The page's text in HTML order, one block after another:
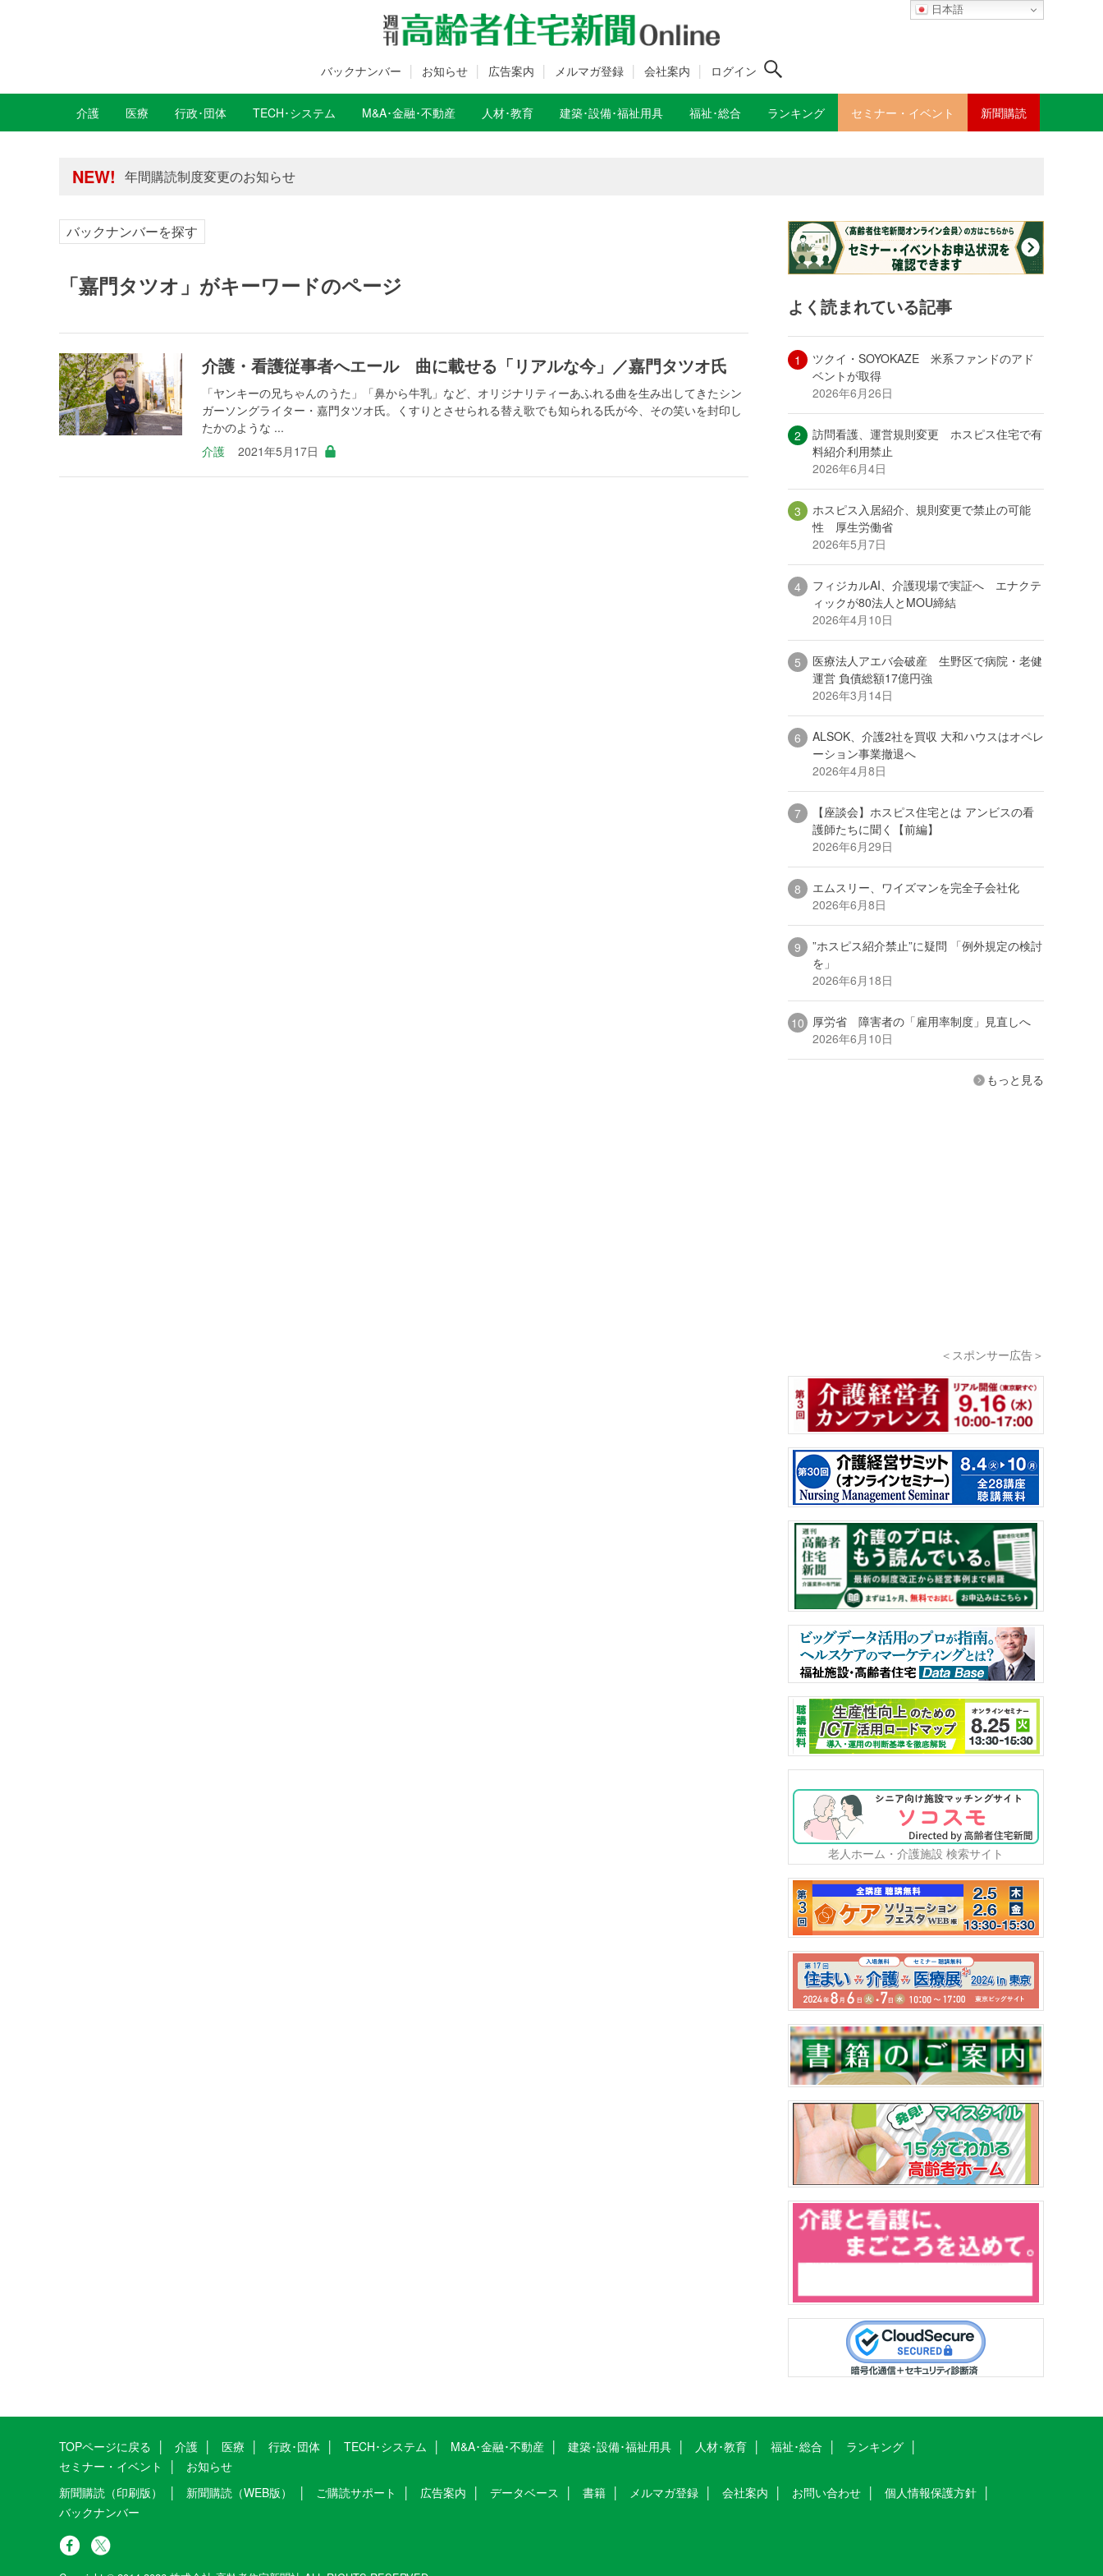
日本語
バックナンバー お知らせ 広告案内 メルマガ登録 会社案内 ログイン
介護 医療 行政･団体 TECH･システム M&A･金融･不動産 人材･教育 建築･設備･福祉用具 福祉･総合 ランキング セミナー・イベント 新聞購読
NEW!
年間購読制度変更のお知らせ
高齢者住宅新聞 無料会員の皆様へ閲覧本数変更のお知らせ
バックナンバーを探す
「嘉門タツオ」がキーワードのページ
介護・看護従事者へエール 曲に載せる「リアルな今」／嘉門タツオ氏
「ヤンキーの兄ちゃんのうた」「鼻から牛乳」など、オリジナリティーあふれる曲を生み出してきたシン
ガーソングライター・嘉門タツオ氏。くすりとさせられる替え歌でも知られる氏が今、その笑いを封印し
たかのような ...
介護
2021年5月17日
よく読まれている記事
ツクイ・SOYOKAZE 米系ファンドのアド
ベントが取得
2026年6月26日
訪問看護、運営規則変更 ホスピス住宅で有
料紹介利用禁止
2026年6月4日
ホスピス入居紹介、規則変更で禁止の可能
性 厚生労働省
2026年5月7日
フィジカルAI、介護現場で実証へ エナクテ
ィックが80法人とMOU締結
2026年4月10日
医療法人アエバ会破産 生野区で病院・老健
運営 負債総額17億円強
2026年3月14日
ALSOK、介護2社を買収 大和ハウスはオペレ
ーション事業撤退へ
2026年4月8日
【座談会】ホスピス住宅とは アンビスの看
護師たちに聞く【前編】
2026年6月29日
エムスリー、ワイズマンを完全子会社化
2026年6月8日
”ホスピス紹介禁止”に疑問 「例外規定の検討
を」
2026年6月18日
厚労省 障害者の「雇用率制度」見直しへ
2026年6月10日
もっと見る
＜スポンサー広告＞
老人ホーム・介護施設 検索サイト
TOPページに戻る 介護 医療 行政･団体 TECH･システム M&A･金融･不動産 建築･設備･福祉用具 人材･教育 福祉･総合
ランキング
セミナー・イベント
お知らせ
新聞購読（印刷版）
新聞購読（WEB版） ご購読サポート 広告案内 データベース 書籍 メルマガ登録 会社案内 お問い合わせ
個人情報保護方針
バックナンバー